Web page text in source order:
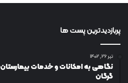
پربازدیدترین پست ها
تیر ۲۶, ۱۴۰۲
نگاهی به امکانات و خدمات
گرگان